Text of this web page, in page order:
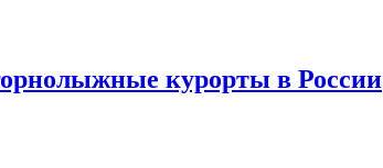
курорты в России